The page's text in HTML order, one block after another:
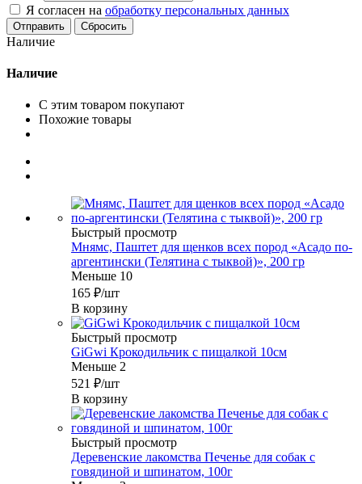
Я согласен на обработку персональных данных
Сбросить
Наличие
Наличие
С этим товаром покупают
Похожие товары
Быстрый просмотр
Мнямс, Паштет для щенков всех пород «Асадо по-
аргентински (Телятина с тыквой)», 200 гр
Меньше 10
165 ₽/шт
В корзину
Быстрый просмотр
GiGwi Крокодильчик с пищалкой 10см
Меньше 2
521 ₽/шт
В корзину
Быстрый просмотр
Деревенские лакомства Печенье для собак с
говядиной и шпинатом, 100г